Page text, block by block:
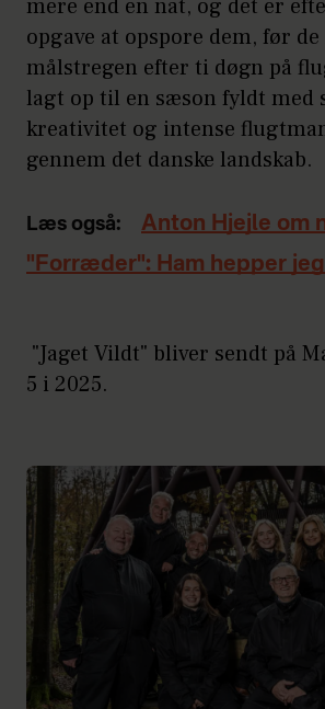
mere end én nat, og det er
opgave at opspore dem, før
målstregen efter ti døgn på
lagt op til en sæson fyldt med
kreativitet og intense
gennem det danske landskab.
Læs også:
Anton Hjejle om
"Forræder": Ham hepper
"Jaget Vildt" bliver sendt på
5 i 2025.